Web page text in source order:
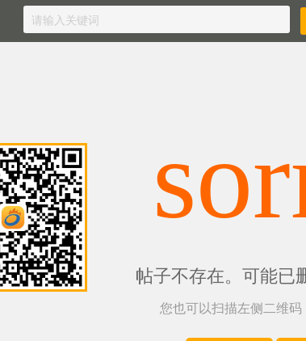
帖子不存在。可能已
您也可以扫描左侧二维码